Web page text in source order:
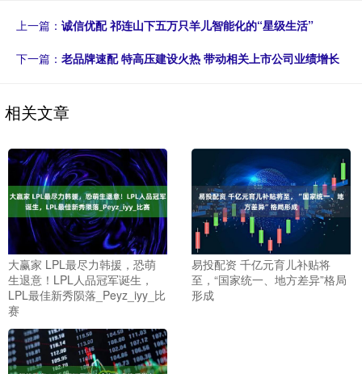
上一篇： 诚信优配 祁连山下五万只羊儿智能化的“星级生活”
下一篇： 老品牌速配 特高压建设火热 带动相关上市公司业绩增长
相关文章
大赢家 LPL最尽力韩援，恐萌
生退意！LPL人品冠军诞生，
LPL最佳新秀陨落_Peyz_iyy_比
赛
易投配资 千亿元育儿补贴将
至，“国家统一、地方差异”格局
形成